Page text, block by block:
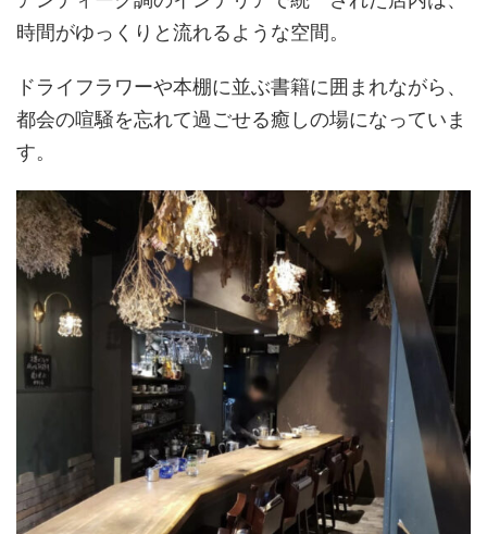
時間がゆっくりと流れるような空間。
ドライフラワーや本棚に並ぶ書籍に囲まれながら、
都会の喧騒を忘れて過ごせる癒しの場になっていま
す。